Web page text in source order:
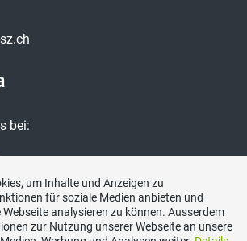
bei:
um Inhalte und Anzeigen zu
für soziale Medien anbieten und
analysieren zu können. Ausserdem
zur Nutzung unserer Webseite an unsere